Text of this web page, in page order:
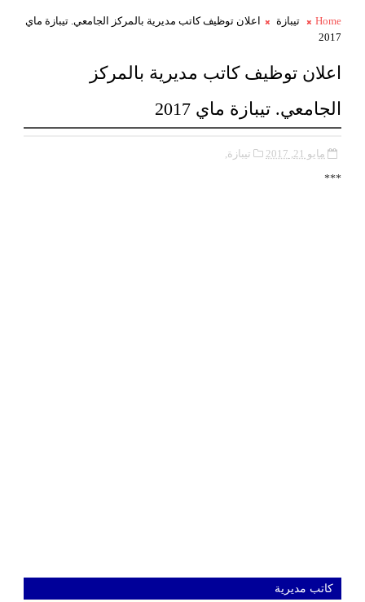
Home تيبازة
اعلان توظيف كاتب مديرية بالمركز الجامعي. تيبازة ماي
2017
اعلان توظيف كاتب مديرية بالمركز
الجامعي. تيبازة ماي 2017
مايو 21, 2017 تيبازة,
***
كاتب مديرية